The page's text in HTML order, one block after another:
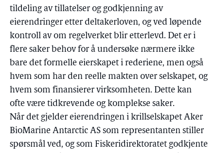
tildeling av tillatelser og godkjenning av
eierendringer etter deltakerloven, og ved løpende
kontroll av om regelverket blir etterlevd. Det er i
flere saker behov for å undersøke nærmere ikke
bare det formelle eierskapet i rederiene, men også
hvem som har den reelle makten over selskapet, og
hvem som finansierer virksomheten. Dette kan
ofte være tidkrevende og komplekse saker.
Når det gjelder eierendringen i krillselskapet Aker
BioMarine Antarctic AS som representanten stiller
spørsmål ved, og som Fiskeridirektoratet godkjente